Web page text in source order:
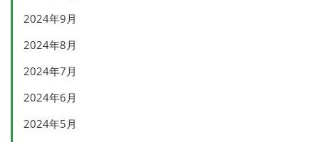
2024年9月
2024年8月
2024年7月
2024年6月
2024年5月